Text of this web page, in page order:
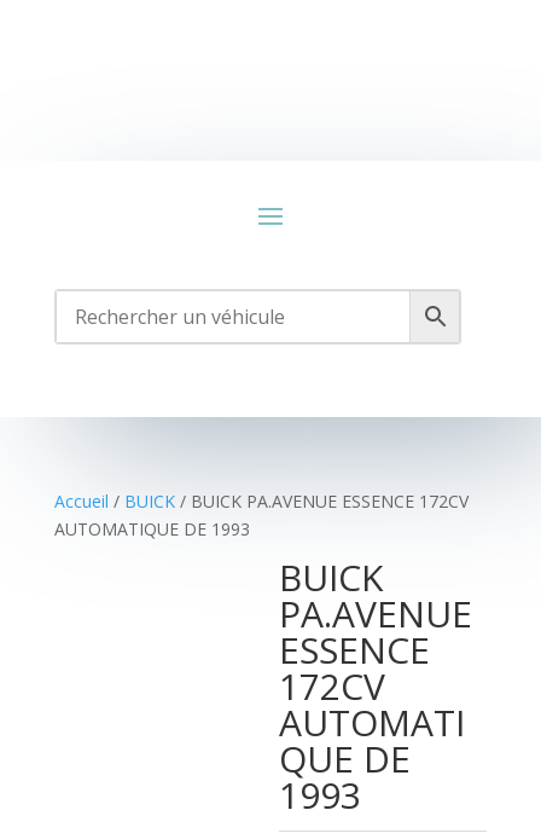
Accueil / BUICK/ BUICK PA.AVENUE ESSENCE 172CV
AUTOMATIQUE DE 1993
BUICK
PA.AVENUE
ESSENCE
172CV
AUTOMATI
QUE DE
1993